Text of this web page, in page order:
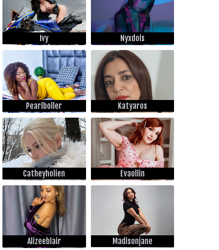
Ivy Nyxdols
Pearlboller Katyaros
Catheyholien Evaollin
Alizeeblair Madisonjane